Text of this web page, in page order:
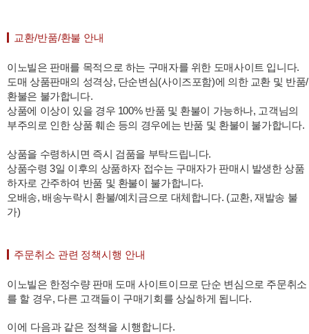
교환/반품/환불 안내
이노빌은 판매를 목적으로 하는 구매자를 위한 도매사이트 입니다.
도매 상품판매의 성격상, 단순변심(사이즈포함)에 의한 교환 및 반품/
환불은 불가합니다.
상품에 이상이 있을 경우 100% 반품 및 환불이 가능하나, 고객님의
부주의로 인한 상품 훼손 등의 경우에는 반품 및 환불이 불가합니다.
상품을 수령하시면 즉시 검품을 부탁드립니다.
상품수령 3일 이후의 상품하자 접수는 구매자가 판매시 발생한 상품
하자로 간주하여 반품 및 환불이 불가합니다.
오배송, 배송누락시 환불/예치금으로 대체합니다. (교환, 재발송 불
가)
주문취소 관련 정책시행 안내
이노빌은 한정수량 판매 도매 사이트이므로 단순 변심으로 주문취소
를 할 경우, 다른 고객들이 구매기회를 상실하게 됩니다.
이에 다음과 같은 정책을 시행합니다.